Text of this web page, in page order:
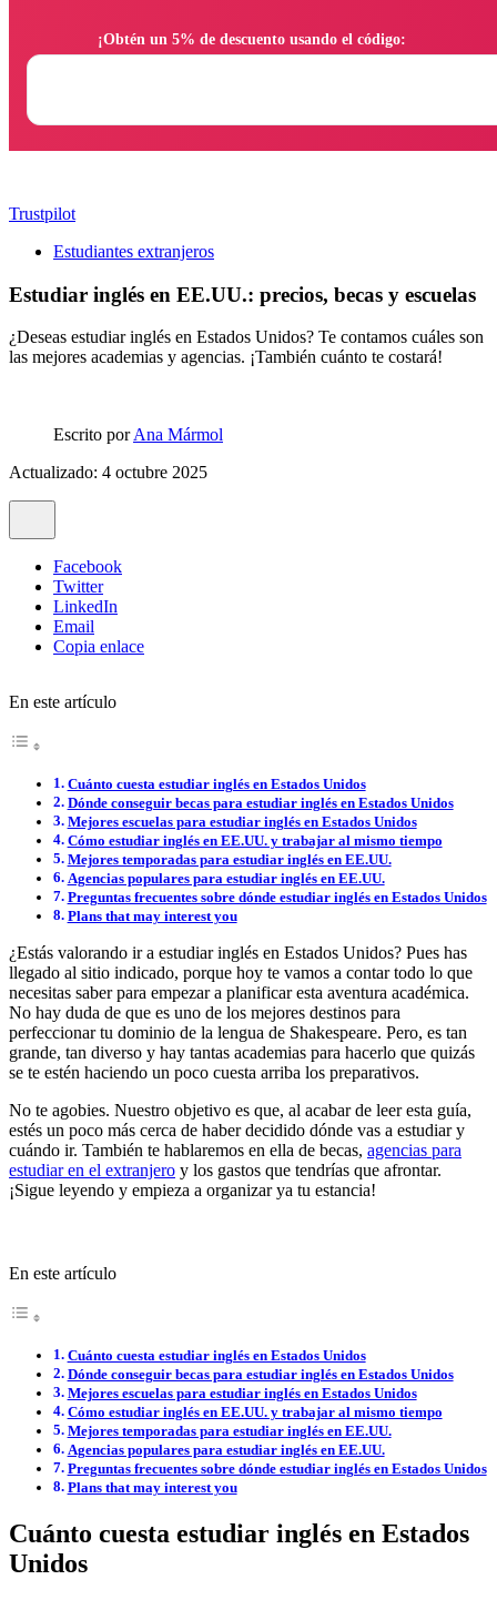
Trustpilot
Estudiantes extranjeros
Estudiar inglés en EE.UU.: precios, becas y escuelas
¿Deseas estudiar inglés en Estados Unidos? Te contamos cuáles son
las mejores academias y agencias. ¡También cuánto te costará!
Escrito porAna Mármol
Actualizado: 4 octubre 2025
Facebook
Twitter
LinkedIn
Email
Copia enlace
En este artículo
Cuánto cuesta estudiar inglés en Estados Unidos
Dónde conseguir becas para estudiar inglés en Estados Unidos
Mejores escuelas para estudiar inglés en Estados Unidos
Cómo estudiar inglés en EE.UU. y trabajar al mismo tiempo
Mejores temporadas para estudiar inglés en EE.UU.
Agencias populares para estudiar inglés en EE.UU.
Preguntas frecuentes sobre dónde estudiar inglés en Estados Unidos
Plans that may interest you
¿Estás valorando ir a estudiar inglés en Estados Unidos? Pues has
llegado al sitio indicado, porque hoy te vamos a contar todo lo que
necesitas saber para empezar a planificar esta aventura académica.
No hay duda de que es uno de los mejores destinos para
perfeccionar tu dominio de la lengua de Shakespeare. Pero, es tan
grande, tan diverso y hay tantas academias para hacerlo que quizás
se te estén haciendo un poco cuesta arriba los preparativos.
No te agobies. Nuestro objetivo es que, al acabar de leer esta guía,
estés un poco más cerca de haber decidido dónde vas a estudiar y
cuándo ir. También te hablaremos en ella de becas, agencias para
estudiar en el extranjero y los gastos que tendrías que afrontar.
¡Sigue leyendo y empieza a organizar ya tu estancia!
En este artículo
Cuánto cuesta estudiar inglés en Estados Unidos
Dónde conseguir becas para estudiar inglés en Estados Unidos
Mejores escuelas para estudiar inglés en Estados Unidos
Cómo estudiar inglés en EE.UU. y trabajar al mismo tiempo
Mejores temporadas para estudiar inglés en EE.UU.
Agencias populares para estudiar inglés en EE.UU.
Preguntas frecuentes sobre dónde estudiar inglés en Estados Unidos
Plans that may interest you
Cuánto cuesta estudiar inglés en Estados
Unidos